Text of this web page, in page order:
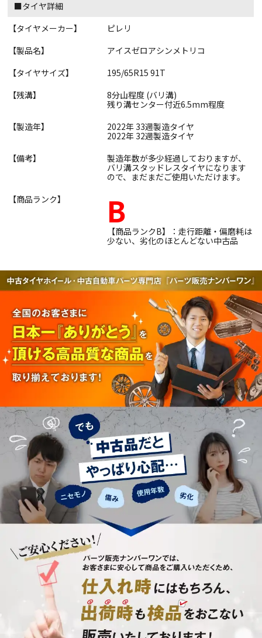
■タイヤ詳細
【タイヤメーカー】
ピレリ
【製品名】
アイスゼロアシンメトリコ
【タイヤサイズ】
195/65R15 91T
【残溝】
8分山程度 (バリ溝)
残り溝センター付近6.5mm程度
【製造年】
2022年 33週製造タイヤ
2022年 32週製造タイヤ
【備考】
製造年数が多少経過しておりますが、
バリ溝スタッドレスタイヤになります
ので、まだまだご使用いただけます。
【商品ランク】
B
【商品ランクB】：走行距離・偏磨耗は
少ない、劣化のほとんどない中古品